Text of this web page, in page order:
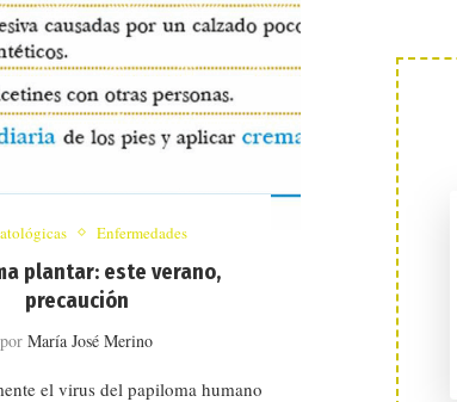
Enfermedades
plantar: este verano,
precaución
porMaría José Merino
el virus del papiloma humano